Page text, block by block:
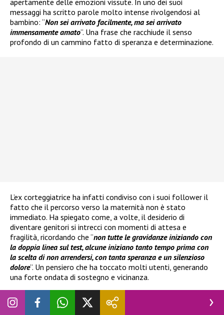
messaggi ha scritto parole molto intense rivolgendosi al
bambino: “Non sei arrivato facilmente, ma sei arrivato
immensamente amato”. Una frase che racchiude il senso
profondo di un cammino fatto di speranza e determinazione.
L’ex corteggiatrice ha infatti condiviso con i suoi follower il
fatto che il percorso verso la maternità non è stato
immediato. Ha spiegato come, a volte, il desiderio di
diventare genitori si intrecci con momenti di attesa e
fragilità, ricordando che “non tutte le gravidanze iniziando con
la doppia linea sul test, alcune iniziano tanto tempo prima con
la scelta di non arrendersi, con tanta speranza e un silenzioso
dolore”. Un pensiero che ha toccato molti utenti, generando
una forte ondata di sostegno e vicinanza.
Nel suo racconto è emerso anche il
procreazione medicalmente assistita